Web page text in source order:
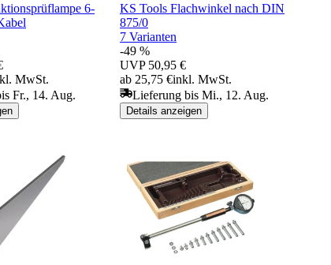
6-
MwSt.
Fr., 14. Aug.
KS Tools Flachwinkel nach DIN
875/0
7 Varianten
-49 %
UVP 50,95 €
ab 25,75 €inkl. MwSt.
Lieferung bis Mi., 12. Aug.
Details anzeigen